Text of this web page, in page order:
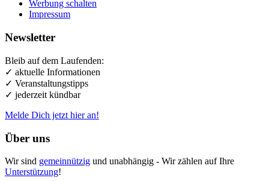
Werbung schalten
Impressum
Newsletter
Bleib auf dem Laufenden:
✓ aktuelle Informationen
✓ Veranstaltungstipps
✓ jederzeit kündbar
Melde Dich jetzt hier an!
Über uns
Wir sind gemeinnützig und unabhängig - Wir zählen auf Ihre
Unterstützung!